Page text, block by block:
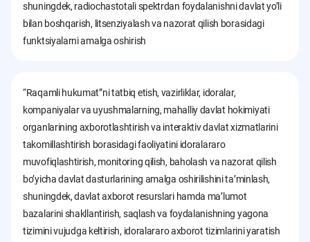
shuningdek, radiochastotali spektrdan foydalanishni davlat yoʼli
bilan boshqarish, litsenziyalash va nazorat qilish borasidagi
funktsiyalarni amalga oshirish
“Raqamli hukumat”ni tatbiq etish, vazirliklar, idoralar,
kompaniyalar va uyushmalarning, mahalliy davlat hokimiyati
organlarining axborotlashtirish va interaktiv davlat xizmatlarini
takomillashtirish borasidagi faoliyatini idoralararo
muvofiqlashtirish, monitoring qilish, baholash va nazorat qilish
boʼyicha davlat dasturlarining amalga oshirilishini taʼminlash,
shuningdek, davlat axborot resurslari hamda maʼlumot
bazalarini shakllantirish, saqlash va foydalanishning yagona
tizimini vujudga keltirish, idoralararo axborot tizimlarini yaratish